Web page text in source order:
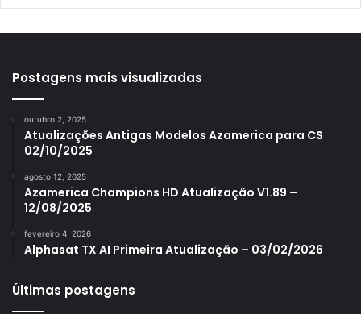
Azamerica S1005
Azamerica S1006 Plus
Azamerica S1007 New
Azamerica S1009
Azamerica S2005
Postagens mais visualizadas
outubro 2, 2025
Atualizações Antigas Modelos Azamerica para CS
02/10/2025
agosto 12, 2025
Azamerica Champions HD Atualização V1.89 –
12/08/2025
fevereiro 4, 2026
Alphasat TX AI Primeira Atualização – 03/02/2026
Últimas postagens